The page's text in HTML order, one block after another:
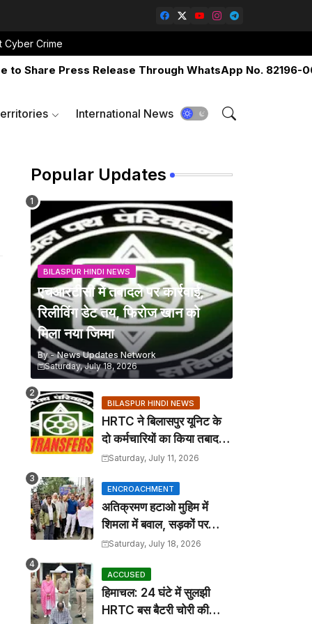
Cyber Crime
Press Release Through WhatsApp No. 82196-06517
International News
Popular Updates
BILASPUR HINDI NEWS
एचआरटीसी में तबादले पर कार्रवाई,
रिलीविंग डेट तय, फिरोज खान को
मिला नया जिम्मा
By - News Updates Network
Saturday, July 18, 2026
BILASPUR HINDI NEWS
HRTC ने बिलासपुर यूनिट के
दो कर्मचारियों का किया तबादला,
कार्यालय आदेश जारी
Saturday, July 11, 2026
ENCROACHMENT
अतिक्रमण हटाओ मुहिम में
शिमला में बवाल, सड़कों पर
कटोरा लेकर उतरे तहबाजारी
Saturday, July 18, 2026
ACCUSED
हिमाचल: 24 घंटे में सुलझी
HRTC बस बैटरी चोरी की